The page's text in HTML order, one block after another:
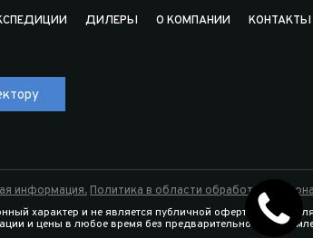
ДИЛЕРЫ О КОМПАНИИ КОНТАКТЫ
информация. Политика в области обработки
характер и не является публичной офертой,
и цены в любое время без предварительного